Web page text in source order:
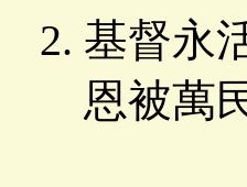
基督永
恩被萬